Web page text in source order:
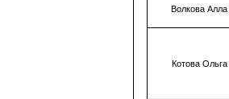
Волкова
Котова